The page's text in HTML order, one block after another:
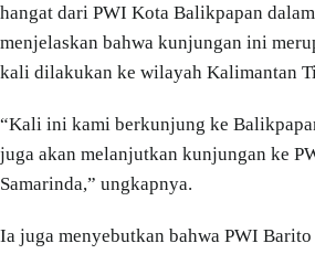
hangat dari PWI Kota Balikpapan
menjelaskan bahwa kunjungan ini
kali dilakukan ke wilayah Kalimantan
“Kali ini kami berkunjung ke
juga akan melanjutkan kunjungan ke
Samarinda,” ungkapnya.
Ia juga menyebutkan bahwa PWI